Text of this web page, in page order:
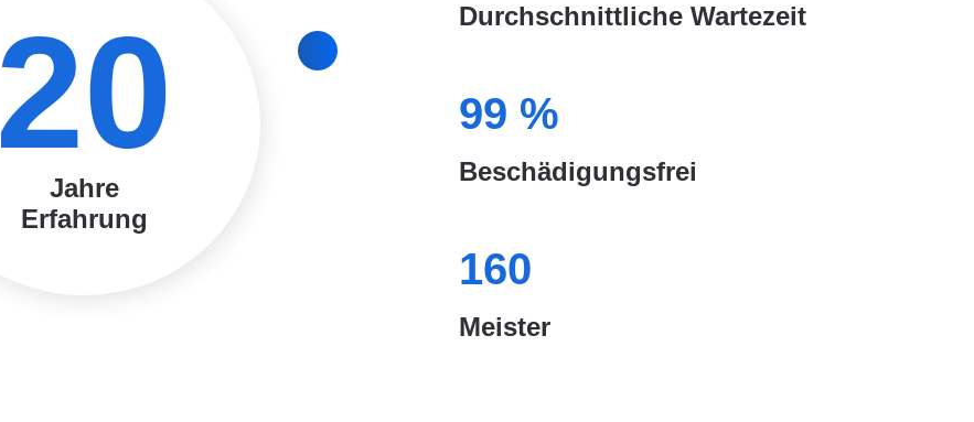
20
Jahre
Erfahrung
Durchschnittliche Wartezeit
99 %
Beschädigungsfrei
160
Meister